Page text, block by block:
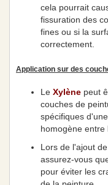
cela pourrait
fissuration des
fines ou si la
correctement.
Application sur des
Le Xylène peut
couches de
spécifiques
homogène entre
Lors de l'ajout
assurez-vous
pour éviter les